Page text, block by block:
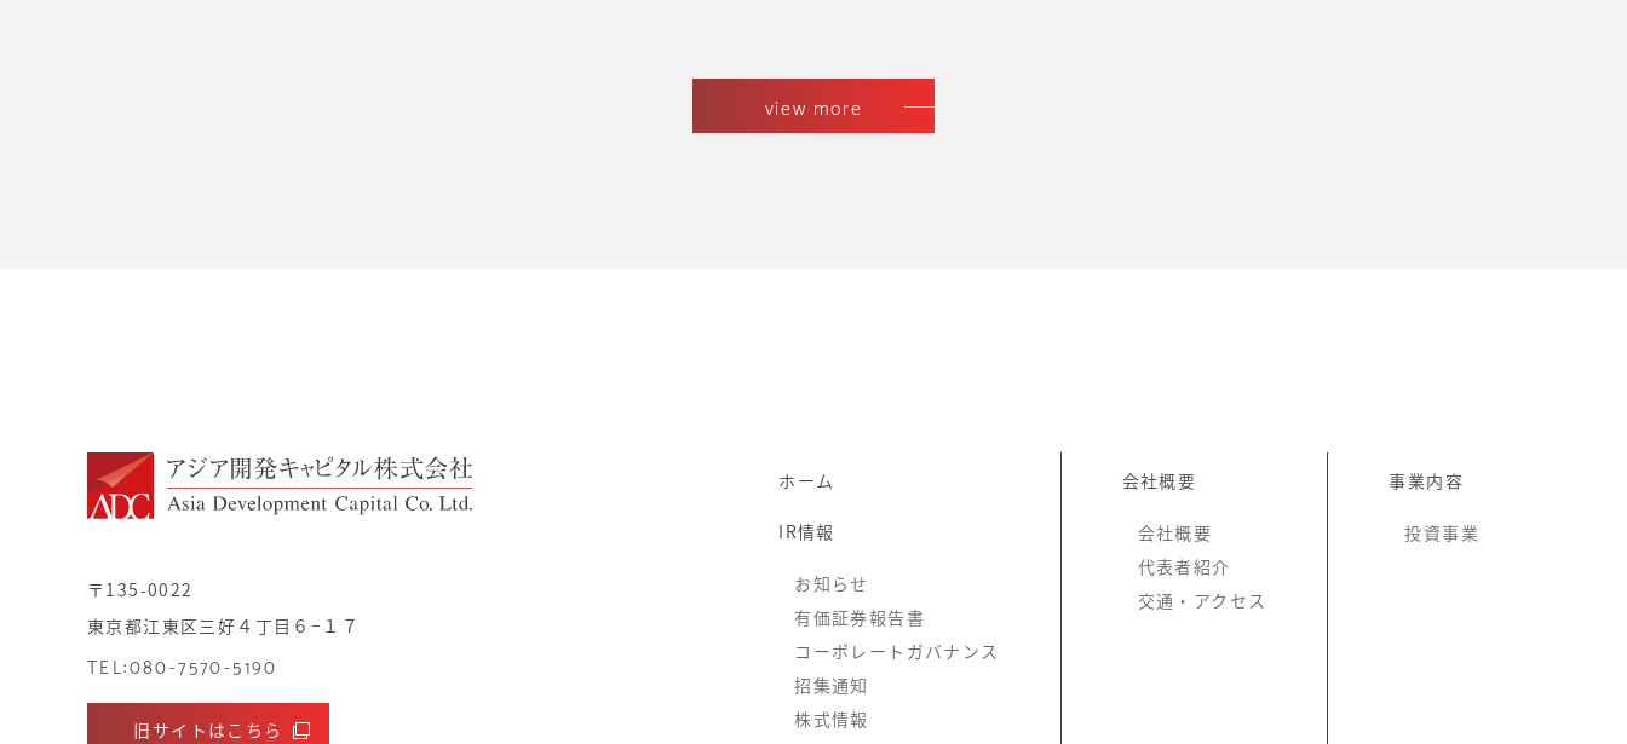
view more
〒135-0022
東京都江東区三好４丁目６−１７
TEL:080-7570-5190
旧サイトはこちら
ホーム
IR情報
お知らせ
有価証券報告書
コーポレートガバナンス
招集通知
株式情報
会社概要
会社概要
代表者紹介
交通・アクセス
事業内容
投資事業